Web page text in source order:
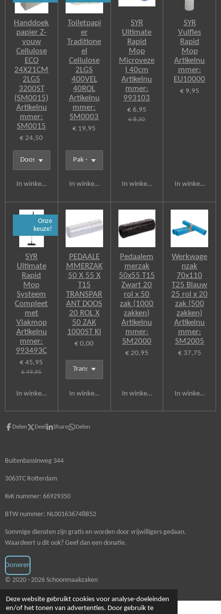
Deze website gebruikt cookies voor analyse-doeleinden
en/of het tonen van advertenties. Door gebruik te
Handdoek
papier Z-
vouw
Cellulose
ECO
24X21CM
2LGS
3200ST
(SM0015)
Artikelnu
mmer:
SM0015
€ 24,50
In winkelwagen
Toiletpapi
er
Traditione
el
Cellulose
2LGS
400VEL
40ROL
Artikelnu
mmer:
SM0003
€ 19,95
In winkelwagen
SYR
Ultimate
Rapid
Mop
Microveze
l 40cm
Artikelnu
mmer:
993103
€ 6,95
€ 8,30
In winkelwagen
SYR
Vulfles
Rapid
Mop
Artikelnu
mmer:
EU10000
€ 9,95
In winkelwagen
Onze
keuze!
SYR
Ultimate
Rapid
Mop
Systeem
Compleet
met
Vlakmop
Artikelnu
mmer:
993493C
€ 45,95
€ 49,95
In winkelwagen
PEDAALE
MMERZAK
50 X 55 X
T15
TRANSPAR
ANT DOOS
20 ROL X
50 ZAK
1000ST Kl
€ 0,00
In winkelwagen
Pedaalem
merzak
50x55 T15
Zwart 20
rol x 50
zak (1000
zakken)
Artikelnu
mmer:
SM2000
€ 20,95
In winkelwagen
Werkwage
nzak
70x110
T25 Blauw
25 rol x 20
zak (500
zakken)
Artikelnu
mmer:
SM2005
€ 37,75
In winkelwagen
Delen Deel Share Delen
Buitenbassinweg 344
3063TC Rotterdam
KvK nummer: 66929350
BTW nummer: NL001636748B52
Sommige diensten zijn gratis en worden door vrijwilligers gedaan.
Waardeert u dit ook? Geef dan een donatie.
Doneren
© 2020 - 2026 Schoonmaakzaken